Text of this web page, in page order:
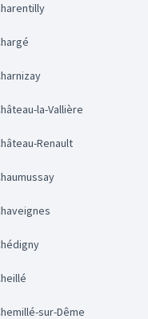
Charentilly
Chargé
Charnizay
Château-la-Vallière
Château-Renault
Chaumussay
Chaveignes
Chédigny
Cheillé
Chemillé-sur-Dême